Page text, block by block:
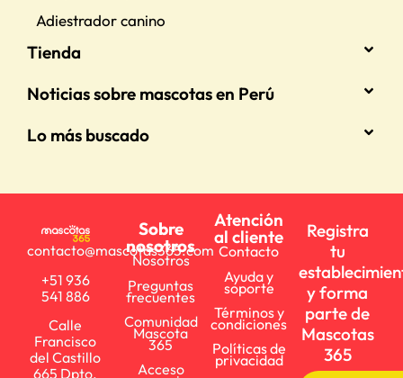
Adiestrador canino
Tienda
Noticias sobre mascotas en Perú
Lo más buscado
contacto@mascotas365.com
+51 936
541 886
Calle
Francisco
del Castillo
665 Dpto.
Sobre
nosotros
Nosotros
Preguntas
frecuentes
Comunidad
Mascota
365
Acceso
Atención
al cliente
Contacto
Ayuda y
soporte
Términos y
condiciones
Políticas de
privacidad
Registra
tu
y forma
parte de
Mascotas
365